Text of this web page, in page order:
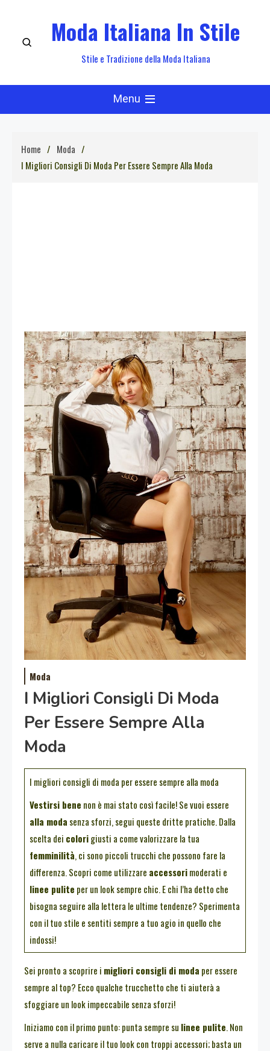
content
Moda Italiana In Stile
Stile e Tradizione della Moda Italiana
Menu
Home
Moda
I Migliori Consigli Di Moda Per Essere Sempre Alla Moda
Moda
I Migliori Consigli Di Moda
Per Essere Sempre Alla
Moda
I migliori consigli di moda per essere sempre alla moda
Vestirsi bene non è mai stato così facile! Se vuoi essere
alla moda senza sforzi, segui queste dritte pratiche. Dalla
scelta dei colorigiusti a come valorizzare la tua
femminilità, ci sono piccoli trucchi che possono fare la
differenza. Scopri come utilizzare accessorimoderati e
linee pulite per un look sempre chic. E chi l’ha detto che
bisogna seguire alla lettera le ultime tendenze? Sperimenta
con il tuo stile e sentiti sempre a tuo agio in quello che
indossi!
Sei pronto a scoprire i migliori consigli di moda per essere
sempre al top? Ecco qualche trucchetto che ti aiuterà a
sfoggiare un look impeccabile senza sforzi!
Iniziamo con il primo punto: punta sempre su linee pulite. Non
serve a nulla caricare il tuo look con troppi accessori; basta un